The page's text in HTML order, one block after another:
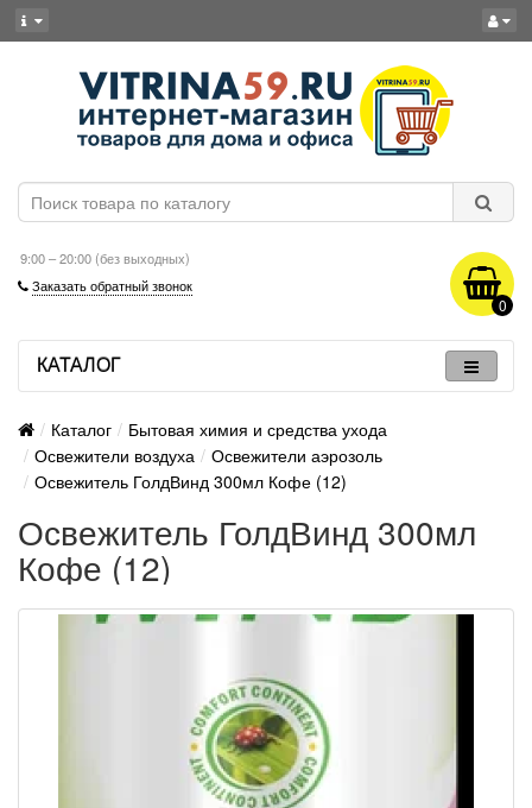
9:00 – 20:00 (без выходных)
Заказать обратный звонок
0
КАТАЛОГ
Каталог
Бытовая химия и средства ухода
Освежители воздуха
Освежители аэрозоль
Освежитель ГолдВинд 300мл Кофе (12)
Освежитель ГолдВинд 300мл
Кофе (12)